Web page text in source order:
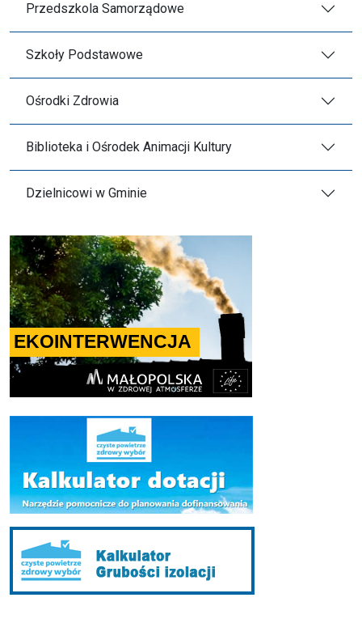
Przedszkola Samorządowe
Szkoły Podstawowe
Ośrodki Zdrowia
Biblioteka i Ośrodek Animacji Kultury
Dzielnicowi w Gminie